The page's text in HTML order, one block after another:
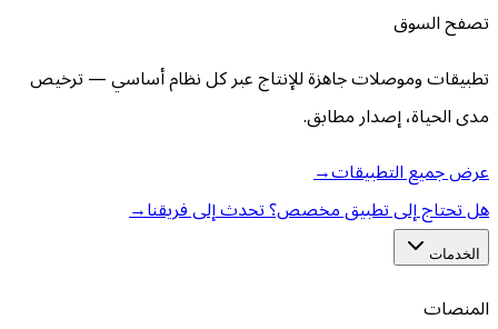
تصفح السوق
تطبيقات وموصلات جاهزة للإنتاج عبر كل نظام أساسي — ترخيص
مدى الحياة، إصدار مطابق.
عرض جميع التطبيقات→
هل تحتاج إلى تطبيق مخصص؟ تحدث إلى فريقنا→
الخدمات
المنصات